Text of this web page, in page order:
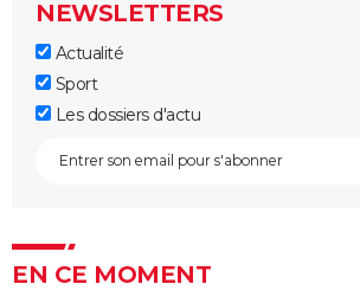
NEWSLETTERS
Actualité
Sport
Les dossiers d'actu
EN CE MOMENT